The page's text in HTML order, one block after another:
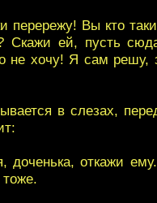
перережу! Вы кто
Скажи ей, пусть
не хочу! Я сам решу,
в слезах,
доченька, откажи